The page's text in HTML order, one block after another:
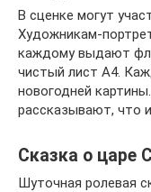
В сценке могут
Художникам-
каждому выдают
чистый лист А4.
новогодней
рассказывают, что
Сказка о царе
Шуточная ролевая